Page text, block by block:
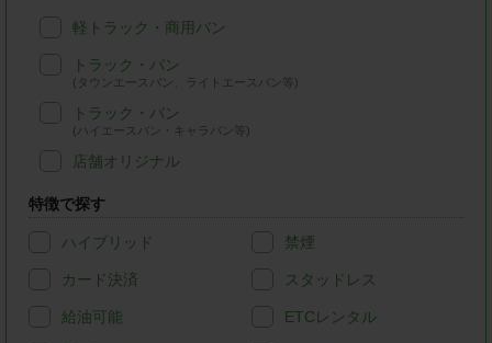
軽トラック・商用バン
トラック・バン
(タウンエースバン、ライトエースバン等)
トラック・バン
(ハイエースバン・キャラバン等)
店舗オリジナル
特徴で探す
ハイブリッド 禁煙
カード決済 スタッドレス
給油可能 ETCレンタル